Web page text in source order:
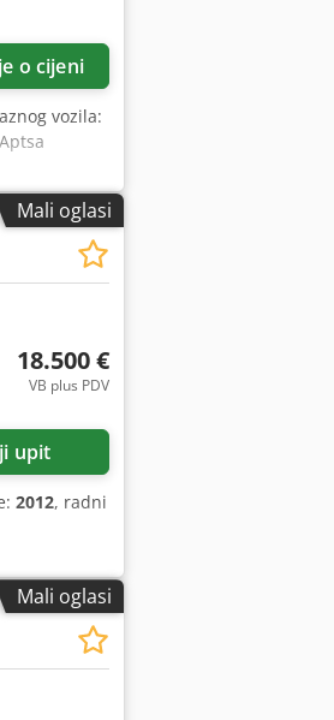
o cijeni
vozila:
Mali oglasi
18.500 €
VB plus PDV
upit
2012, radni
Mali oglasi